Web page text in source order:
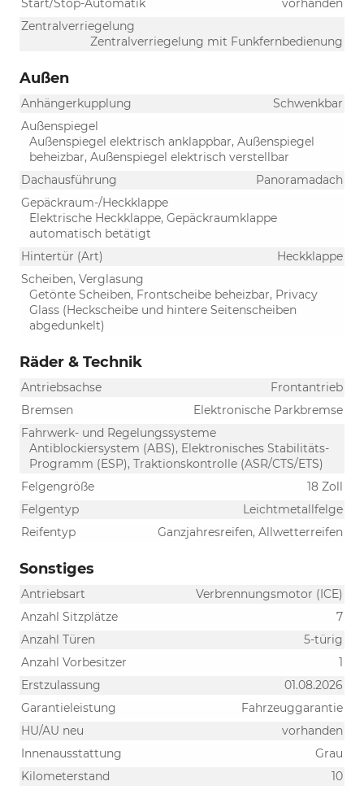
Zentralverriegelung
Zentralverriegelung mit Funkfernbedienung
Außen
Anhängerkupplung
Schwenkbar
Außenspiegel
Außenspiegel elektrisch anklappbar, Außenspiegel
beheizbar, Außenspiegel elektrisch verstellbar
Dachausführung
Panoramadach
Gepäckraum-/Heckklappe
Elektrische Heckklappe, Gepäckraumklappe
automatisch betätigt
Hintertür (Art)
Heckklappe
Scheiben, Verglasung
Getönte Scheiben, Frontscheibe beheizbar, Privacy
Glass (Heckscheibe und hintere Seitenscheiben
abgedunkelt)
Räder & Technik
Antriebsachse
Frontantrieb
Bremsen
Elektronische Parkbremse
Fahrwerk- und Regelungssysteme
Antiblockiersystem (ABS), Elektronisches Stabilitäts-
Programm (ESP), Traktionskontrolle (ASR/CTS/ETS)
Felgengröße
18 Zoll
Felgentyp
Leichtmetallfelge
Reifentyp
Ganzjahresreifen, Allwetterreifen
Sonstiges
Antriebsart
Verbrennungsmotor (ICE)
Anzahl Sitzplätze
7
Anzahl Türen
5-türig
Anzahl Vorbesitzer
1
Erstzulassung
01.08.2026
Garantieleistung
Fahrzeuggarantie
HU/AU neu
vorhanden
Innenausstattung
Grau
Kilometerstand
10